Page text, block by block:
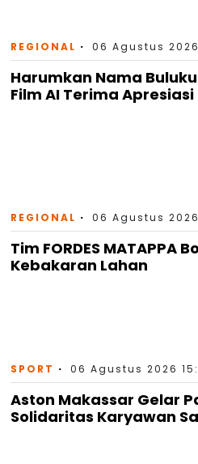
REGIONAL 06 Agustus
Harumkan Nama
Film AI Terima
REGIONAL 06 Agustus
Tim FORDES
Kebakaran Lahan
SPORT 06 Agustus 2026
Aston Makassar Gelar
Solidaritas Karyawan